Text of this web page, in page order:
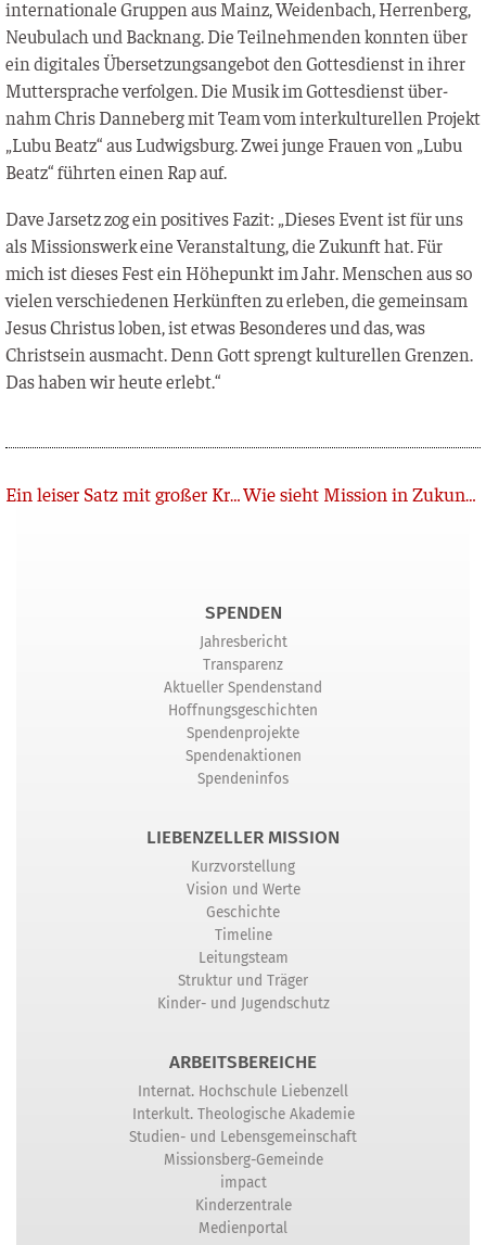
inter­na­tio­na­le Grup­pen aus Mainz, Wei­den­bach, Her­ren­berg,
Neu­bu­lach und Back­nang. Die Teil­neh­men­den konn­ten über
ein digi­ta­les Über­set­zungs­an­ge­bot den Got­tes­dienst in ihrer
Mut­ter­spra­che ver­fol­gen. Die Musik im Got­tes­dienst über­
nahm Chris Dan­ne­berg mit Team vom inter­kul­tu­rel­len Pro­jekt
„Lubu Beatz“ aus Lud­wigs­burg. Zwei jun­ge Frau­en von „Lubu
Beatz“ führ­ten einen Rap auf.
Dave Jar­setz zog ein posi­ti­ves Fazit: „Die­ses Event ist für uns
als Mis­si­ons­werk eine Ver­an­stal­tung, die Zukunft hat. Für
mich ist die­ses Fest ein Höhe­punkt im Jahr. Men­schen aus so
vie­len ver­schie­de­nen Her­künf­ten zu erle­ben, die gemein­sam
Jesus Chris­tus loben, ist etwas Beson­de­res und das, was
Christ­sein aus­macht. Denn Gott sprengt kul­tu­rel­len Gren­zen.
Das haben wir heu­te erlebt.“
Zurück Ein leiser Satz mit großer Kraft Wie sieht Mission in Zukunft aus?
SPENDEN
Jahresbericht
Transparenz
Aktueller Spendenstand
Hoffnungsgeschichten
Spendenprojekte
Spendenaktionen
Spendeninfos
LIEBENZELLER MISSION
Kurzvorstellung
Vision und Werte
Geschichte
Timeline
Leitungsteam
Struktur und Träger
Kinder- und Jugendschutz
ARBEITSBEREICHE
Internat. Hochschule Liebenzell
Interkult. Theologische Akademie
Studien- und Lebensgemeinschaft
Missionsberg-Gemeinde
impact
Kinderzentrale
Medienportal